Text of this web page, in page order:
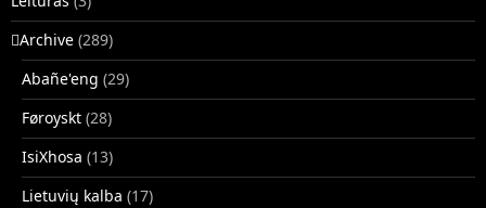
􏿽Archive (289)
Abañe'eng (29)
Føroyskt (28)
IsiXhosa (13)
Lietuvių kalba (17)